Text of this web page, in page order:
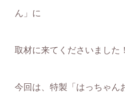
ん」に
取材に来てくださいました
今回は、特製「はっちゃん